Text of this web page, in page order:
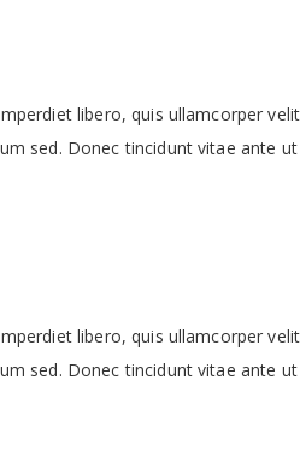
libero, quis ullamcorper
sed. Donec tincidunt vitae ante
libero, quis ullamcorper
sed. Donec tincidunt vitae ante